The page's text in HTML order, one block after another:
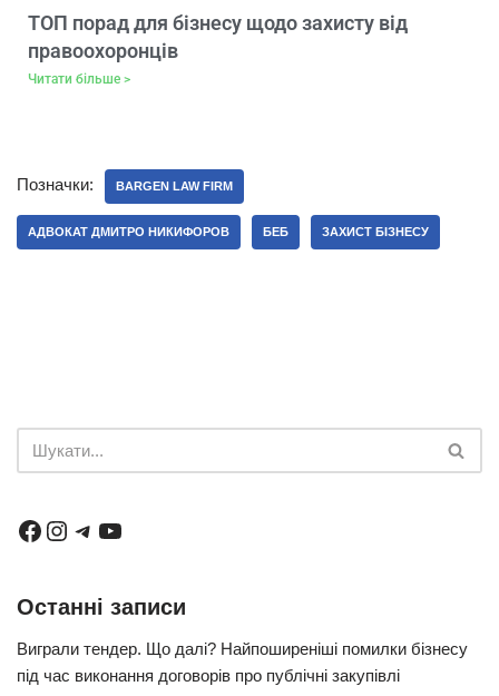
ТОП порад для бізнесу щодо захисту від
правоохоронців
Читати більше >
Позначки: BARGEN LAW FIRM
АДВОКАТ ДМИТРО НИКИФОРОВ БЕБ ЗАХИСТ БІЗНЕСУ
Останні записи
Виграли тендер. Що далі? Найпоширеніші помилки бізнесу
під час виконання договорів про публічні закупівлі